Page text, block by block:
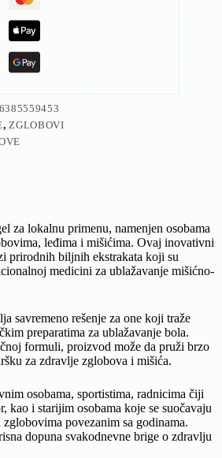
, ZGLOBOVI
za lokalnu primenu, namenjen osobama
leđima i mišićima. Ovaj inovativni
prirodnih biljnih ekstrakata koji su
medicini za ublažavanje mišićno-
savremeno rešenje za one koji traže
preparatima za ublažavanje bola.
formuli, proizvod može da pruži brzo
za zdravlje zglobova i mišića.
osobama, sportistima, radnicima čiji
kao i starijim osobama koje se suočavaju
povezanim sa godinama.
dopuna svakodnevne brige o zdravlju